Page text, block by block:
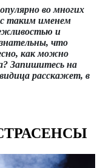
во многих
таким именем
и
что
как можно
Запишитесь на
расскажет, в